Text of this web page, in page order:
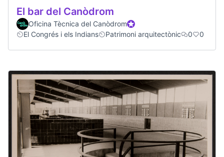
El bar del Canòdrom
Oficina Tècnica del CanòdromOfficial participant
El Congrés i els Indians
Patrimoni arquitectònic 0 0